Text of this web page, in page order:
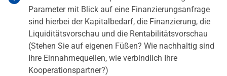
Parameter mit Blick auf eine Finanzierungsanfrage
sind hierbei der Kapitalbedarf, die Finanzierung, die
Liquiditätsvorschau und die Rentabilitätsvorschau
(Stehen Sie auf eigenen Füßen? Wie nachhaltig sind
Ihre Einnahmequellen, wie verbindlich Ihre
Kooperationspartner?)